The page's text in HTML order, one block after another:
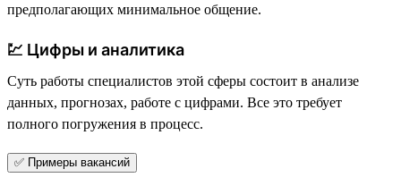
предполагающих минимальное общение.
💹 Цифры и аналитика
Суть работы специалистов этой сферы состоит в анализе
данных, прогнозах, работе с цифрами. Все это требует
полного погружения в процесс.
✅ Примеры вакансий